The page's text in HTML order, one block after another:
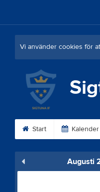
Vi använder cookies för
Start Kalender
Augusti